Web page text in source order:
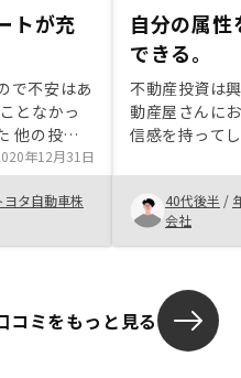
トが充
で不安はあ
となかっ
他の投資
りしている
り、司法書
とですエー
、人生観
伺いしたい
年12月31日
ヨタ自動車株
自分の属
できる。
不動産投資は
動産屋さんに
信感を持って
いました。 今
ランを考える
たまたまSNS
んに改めてお
情報を共有し
たことで、安
きました。ま
40代後半 /
会社
コミをもっと見る